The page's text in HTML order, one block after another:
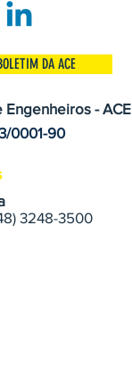
DA ACE
3248-3500
- ACE
0001-90